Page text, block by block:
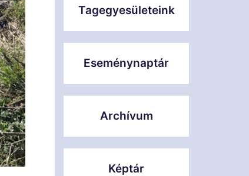
Tagegyesületeink
Eseménynaptár
Archívum
Képtár